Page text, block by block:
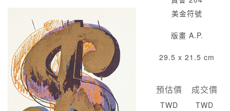
美金符號
版畫 A.P.
29.5 x 21.5 cm
預估價
TWD
成交價
TWD